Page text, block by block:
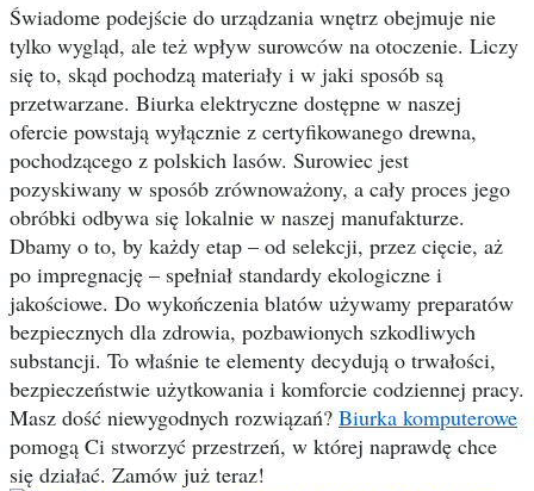
Świadome podejście do urządzania wnętrz obejmuje nie
tylko wygląd, ale też wpływ surowców na otoczenie. Liczy
się to, skąd pochodzą materiały i w jaki sposób są
przetwarzane. Biurka elektryczne dostępne w naszej
ofercie powstają wyłącznie z certyfikowanego drewna,
pochodzącego z polskich lasów. Surowiec jest
pozyskiwany w sposób zrównoważony, a cały proces jego
obróbki odbywa się lokalnie w naszej manufakturze.
Dbamy o to, by każdy etap – od selekcji, przez cięcie, aż
po impregnację – spełniał standardy ekologiczne i
jakościowe. Do wykończenia blatów używamy preparatów
bezpiecznych dla zdrowia, pozbawionych szkodliwych
substancji. To właśnie te elementy decydują o trwałości,
bezpieczeństwie użytkowania i komforcie codziennej pracy.
Masz dość niewygodnych rozwiązań? Biurka komputerowe
pomogą Ci stworzyć przestrzeń, w której naprawdę chce
się działać. Zamów już teraz!